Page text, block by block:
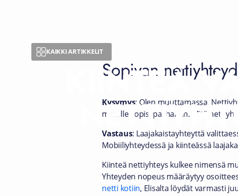
KAIKKI ARTIKKELIT
KIINTEÄ
Sopivan
Kysymys: Olen muuttamassa.
minulle sopisi parhaiten. Mitä
Vastaus: Laajakaistayhteyttä
Mobiiliyhteydessä ja kiinteässä
Kiinteä nettiyhteys kulkee nimensä
Yhteyden nopeus määräytyy
netti kotiin, Elisalta löydät varmasti